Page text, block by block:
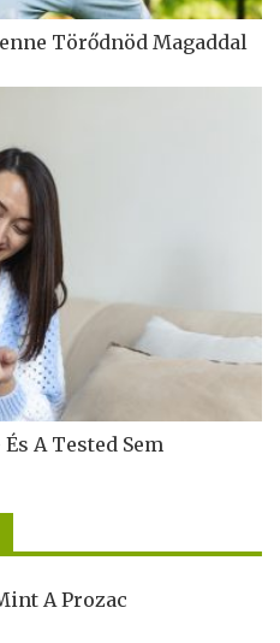
Törődnöd Magaddal
A Tested Sem
A Prozac